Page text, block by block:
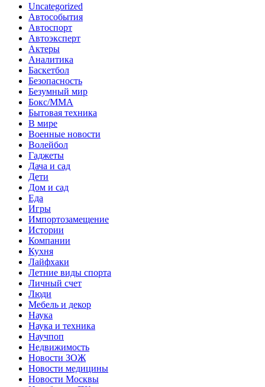
Uncategorized
Автособытия
Автоспорт
Автоэксперт
Актеры
Аналитика
Баскетбол
Безопасность
Безумный мир
Бокс/MMA
Бытовая техника
В мире
Военные новости
Волейбол
Гаджеты
Дача и сад
Дети
Дом и сад
Еда
Игры
Импортозамещение
Истории
Компании
Кухня
Лайфхаки
Летние виды спорта
Личный счет
Люди
Мебель и декор
Наука
Наука и техника
Научпоп
Недвижимость
Новости ЗОЖ
Новости медицины
Новости Москвы